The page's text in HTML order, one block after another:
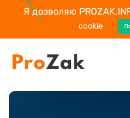
Я дозволяю
cookie